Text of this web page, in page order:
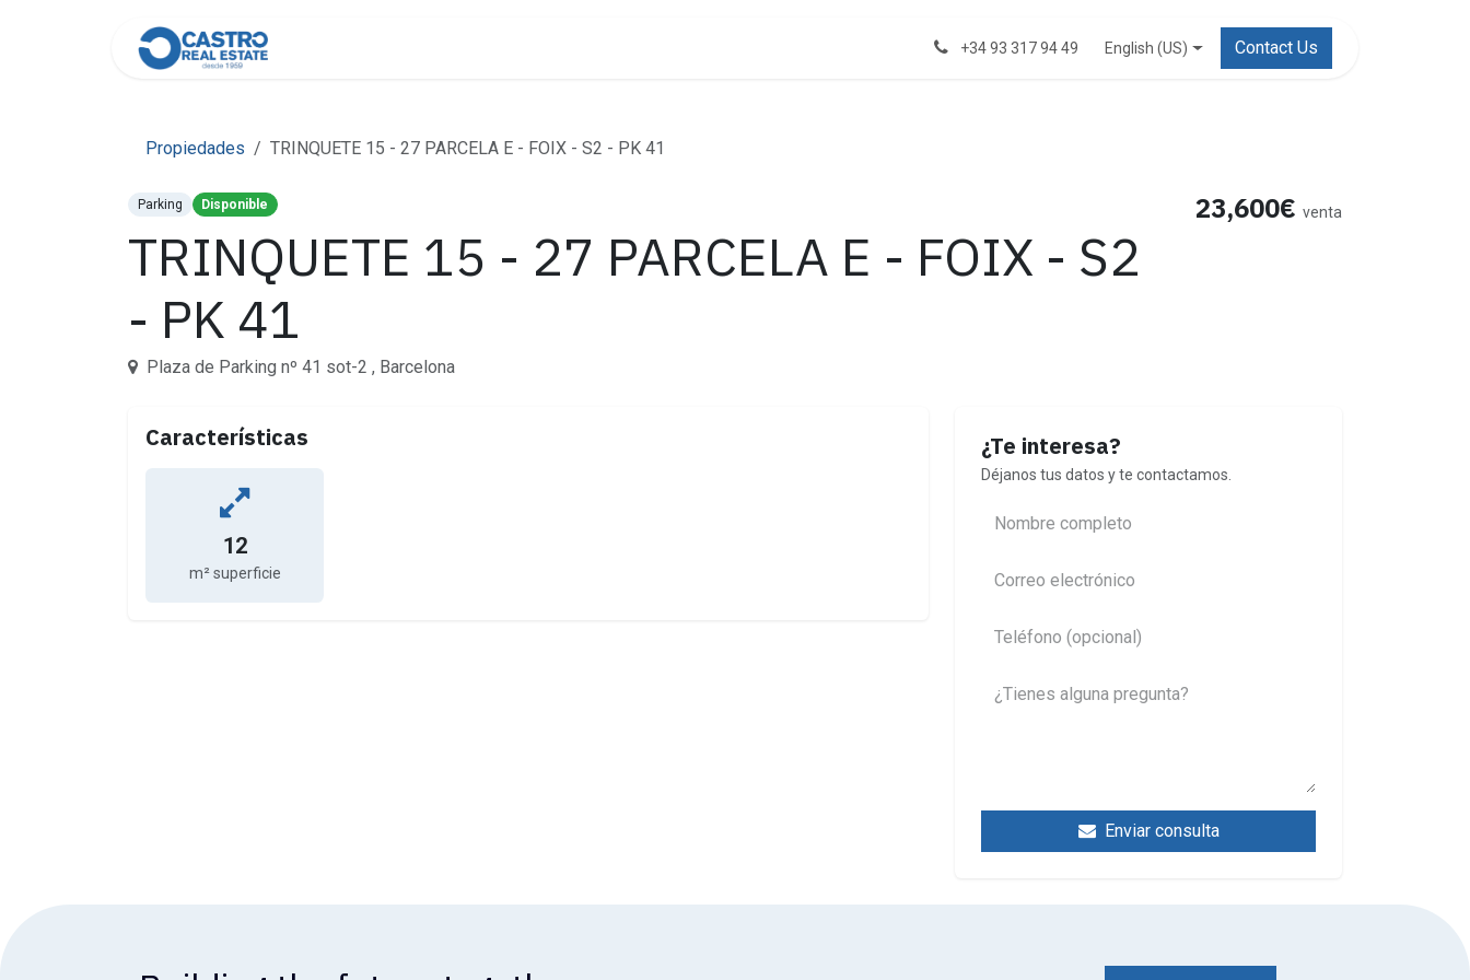
+34 93 317 94 49 English (US) Contact Us
Propiedades TRINQUETE 15 - 27 PARCELA E - FOIX - S2 - PK 41
Parking Disponible
TRINQUETE 15 - 27 PARCELA E - FOIX - S2
- PK 41
Plaza de Parking nº 41 sot-2 , Barcelona
23,600€ venta
Características
12
m² superficie
¿Te interesa?
Déjanos tus datos y te contactamos.
Enviar consulta